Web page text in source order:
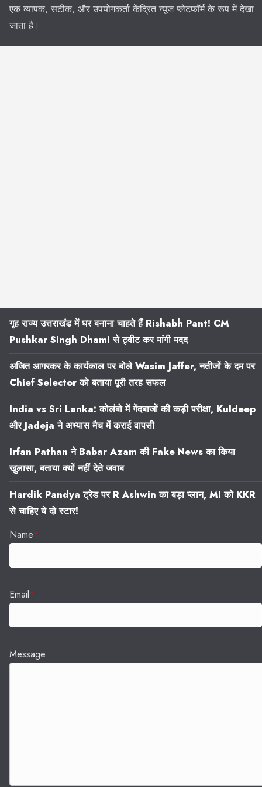
एक व्यापक, सटीक, और उपयोगकर्ता केंद्रित न्यूज प्लेटफॉर्म के रूप में देखा
जाता है।
गृह राज्य उत्तराखंड में घर बनाना चाहते हैं Rishabh Pant! CM
Pushkar Singh Dhami से ट्वीट कर मांगी मदद
अजित आगरकर के कार्यकाल पर बोले Wasim Jaffer, नतीजों के दम पर
Chief Selector को बताया पूरी तरह सफल
India vs Sri Lanka: कोलंबो में गेंदबाजों की कड़ी परीक्षा, Kuldeep
और Jadeja ने अभ्यास मैच में कराई वापसी
Irfan Pathan ने Babar Azam की Fake News का किया
खुलासा, बताया क्यों नहीं देते जवाब
Hardik Pandya ट्रेड पर R Ashwin का बड़ा प्लान, MI को KKR
से चाहिए ये दो स्टार!
Name*
Email*
Message